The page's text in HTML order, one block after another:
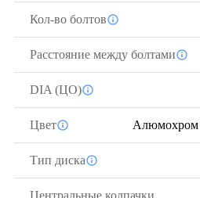
Кол-во болтов
Расстояние между болтами
DIA (ЦО)
Цвет Алюмохром
Тип диска
Центральные колпачки